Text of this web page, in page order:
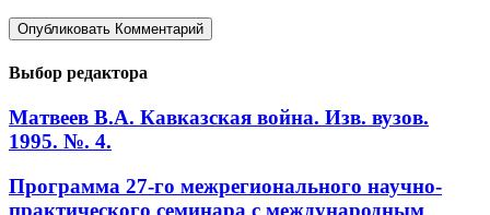
Выбор редактора
Матвеев В.А. Кавказская война. Изв. вузов.
1995. №. 4.
Программа 27-го межрегионального научно-
практического семинара с международным